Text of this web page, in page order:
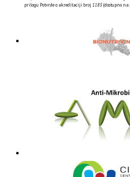
prilogu Potvrde o akreditaciji broj 1185(dostupno na: